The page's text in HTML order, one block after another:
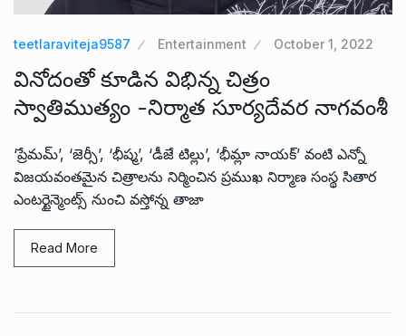
teetlaraviteja9587 Entertainment October 1, 2022
వినోదంతో కూడిన విభిన్న చిత్రం
స్వాతిముత్యం -నిర్మాత సూర్యదేవర నాగవంశీ
‘ప్రేమమ్’, ‘జెర్సీ’, ‘భీష్మ’, ‘డీజే టిల్లు’, ‘భీమ్లా నాయక్’ వంటి ఎన్నో
విజయవంతమైన చిత్రాలను నిర్మించిన ప్రముఖ నిర్మాణ సంస్థ సితార
ఎంటర్టైన్మెంట్స్ నుంచి వస్తోన్న తాజా
Read More